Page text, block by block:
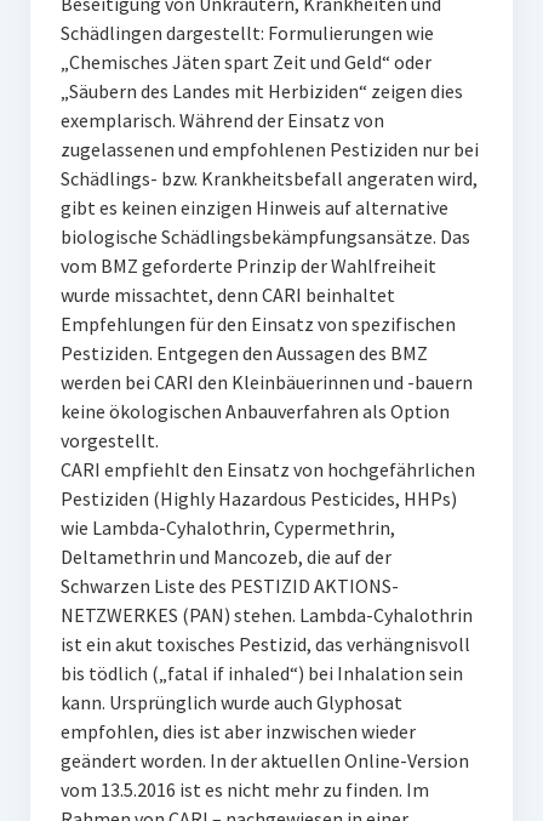
Schädlingen dargestellt: Formulierungen wie
„Chemisches Jäten spart Zeit und Geld“ oder
„Säubern des Landes mit Herbiziden“ zeigen dies
exemplarisch. Während der Einsatz von
zugelassenen und empfohlenen Pestiziden nur bei
Schädlings- bzw. Krankheitsbefall angeraten wird,
gibt es keinen einzigen Hinweis auf alternative
biologische Schädlingsbekämpfungsansätze. Das
vom BMZ geforderte Prinzip der Wahlfreiheit
wurde missachtet, denn CARI beinhaltet
Empfehlungen für den Einsatz von spezifischen
Pestiziden. Entgegen den Aussagen des BMZ
werden bei CARI den Kleinbäuerinnen und -bauern
keine ökologischen Anbauverfahren als Option
vorgestellt.
CARI empfiehlt den Einsatz von hochgefährlichen
Pestiziden (Highly Hazardous Pesticides, HHPs)
wie Lambda-Cyhalothrin, Cypermethrin,
Deltamethrin und Mancozeb, die auf der
Schwarzen Liste des PESTIZID AKTIONS-
NETZWERKES (PAN) stehen. Lambda-Cyhalothrin
ist ein akut toxisches Pestizid, das verhängnisvoll
bis tödlich („fatal if inhaled“) bei Inhalation sein
kann. Ursprünglich wurde auch Glyphosat
empfohlen, dies ist aber inzwischen wieder
geändert worden. In der aktuellen Online-Version
vom 13.5.2016 ist es nicht mehr zu finden. Im